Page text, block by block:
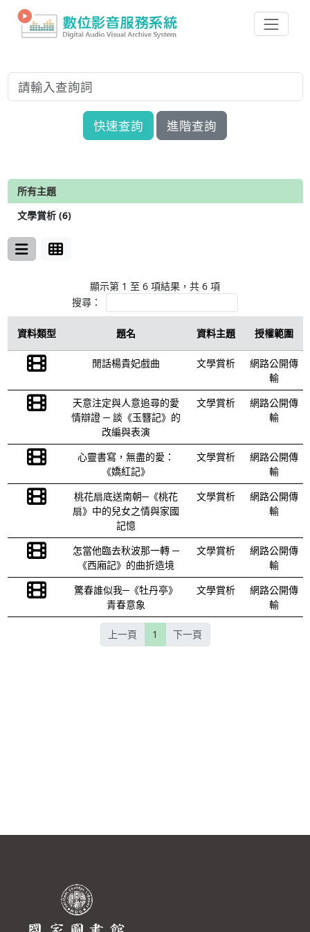
快速查詢 進階查詢
所有主題
文學賞析 (6)
顯示第 1 至 6 項結果，共 6 項
搜尋：
資料類型 題名 資料主題 授權範圍
閒話楊貴妃戲曲 文學賞析
網路公開傳
輸
天意注定與人意追尋的愛
情辯證 ─ 談《玉簪記》的
改編與表演
文學賞析
網路公開傳
輸
心靈書寫，無盡的愛：
《嬌紅記》
文學賞析
網路公開傳
輸
桃花扇底送南朝─《桃花
扇》中的兒女之情與家國
記憶
文學賞析
網路公開傳
輸
怎當他臨去秋波那一轉 ─
《西廂記》的曲折造境
文學賞析
網路公開傳
輸
驚春誰似我─《牡丹亭》
青春意象
文學賞析
網路公開傳
輸
上一頁 1 下一頁